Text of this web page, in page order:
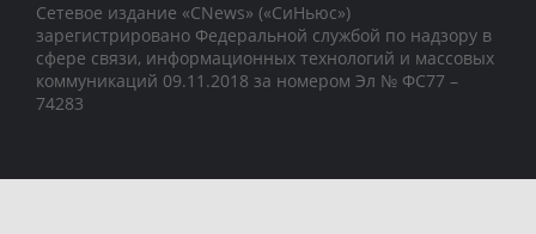
Сетевое издание «CNews» («СиНьюс»)
зарегистрировано Федеральной службой по надзору в
сфере связи, информационных технологий и массовых
коммуникаций 09.11.2018 за номером Эл № ФС77 –
74283